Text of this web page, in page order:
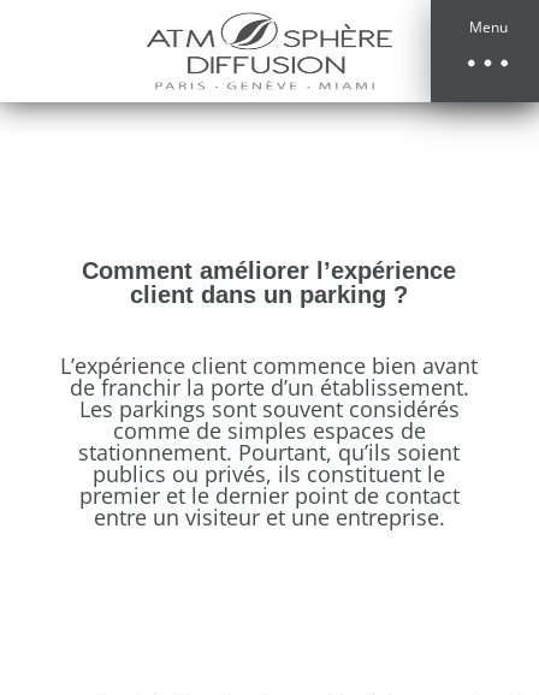
Menu
Comment améliorer l’expérience
client dans un parking ?
L’expérience client commence bien avant
de franchir la porte d’un établissement.
Les parkings sont souvent considérés
comme de simples espaces de
stationnement. Pourtant, qu’ils soient
publics ou privés, ils constituent le
premier et le dernier point de contact
entre un visiteur et une entreprise.